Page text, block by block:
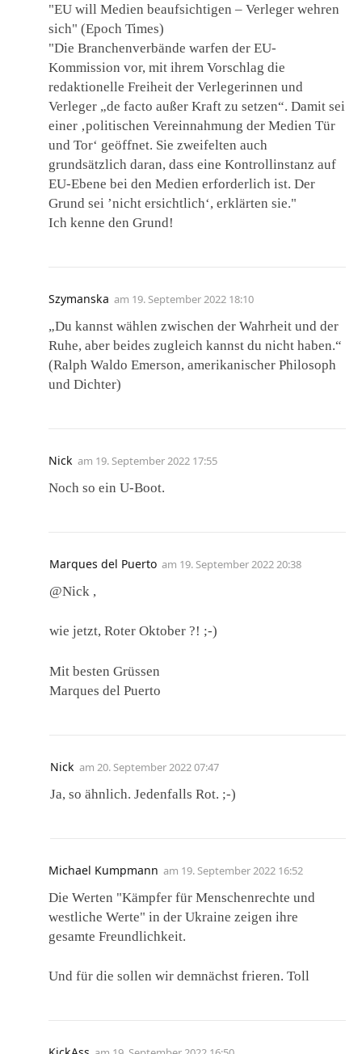
"EU will Medien beaufsichtigen – Verleger wehren
sich" (Epoch Times)
"Die Branchenverbände warfen der EU-
Kommission vor, mit ihrem Vorschlag die
redaktionelle Freiheit der Verlegerinnen und
Verleger „de facto außer Kraft zu setzen“. Damit sei
einer ‚politischen Vereinnahmung der Medien Tür
und Tor‘ geöffnet. Sie zweifelten auch
grundsätzlich daran, dass eine Kontrollinstanz auf
EU-Ebene bei den Medien erforderlich ist. Der
Grund sei ’nicht ersichtlich‘, erklärten sie."
Ich kenne den Grund!
Szymanska am 19. September 2022 18:10
„Du kannst wählen zwischen der Wahrheit und der
Ruhe, aber beides zugleich kannst du nicht haben.“
(Ralph Waldo Emerson, amerikanischer Philosoph
und Dichter)
Nick am 19. September 2022 17:55
Noch so ein U-Boot.
Marques del Puerto am 19. September 2022 20:38
@Nick ,
wie jetzt, Roter Oktober ?! ;-)
Mit besten Grüssen
Marques del Puerto
Nick am 20. September 2022 07:47
Ja, so ähnlich. Jedenfalls Rot. ;-)
Michael Kumpmann am 19. September 2022 16:52
Die Werten "Kämpfer für Menschenrechte und
westliche Werte" in der Ukraine zeigen ihre
gesamte Freundlichkeit.
Und für die sollen wir demnächst frieren. Toll